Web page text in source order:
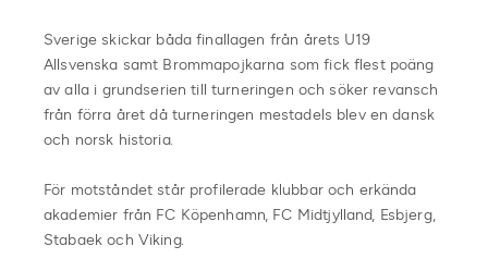
Sverige skickar båda finallagen från årets U19
Allsvenska samt Brommapojkarna som fick flest poäng
av alla i grundserien till turneringen och söker revansch
från förra året då turneringen mestadels blev en dansk
och norsk historia.
För motståndet står profilerade klubbar och erkända
akademier från FC Köpenhamn, FC Midtjylland, Esbjerg,
Stabaek och Viking.